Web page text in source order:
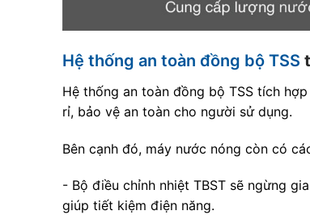
Hệ thống an toàn đồng bộ TSS
Hệ thống an toàn đồng bộ TSS tích
rỉ, bảo vệ an toàn cho người sử dụng.
Bên cạnh đó, máy nước nóng còn có
- Bộ điều chỉnh nhiệt TBST sẽ ngừng
giúp tiết kiệm điện năng.